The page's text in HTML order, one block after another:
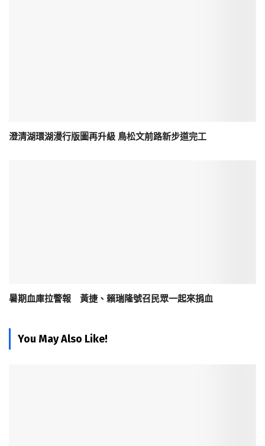
澄清湖環湖漫行版圖再升級 鳥松文前路新步道完工
暑期血庫拉警報 黃捷、賴瑞隆號召民眾一起來捐血
You May Also Like!